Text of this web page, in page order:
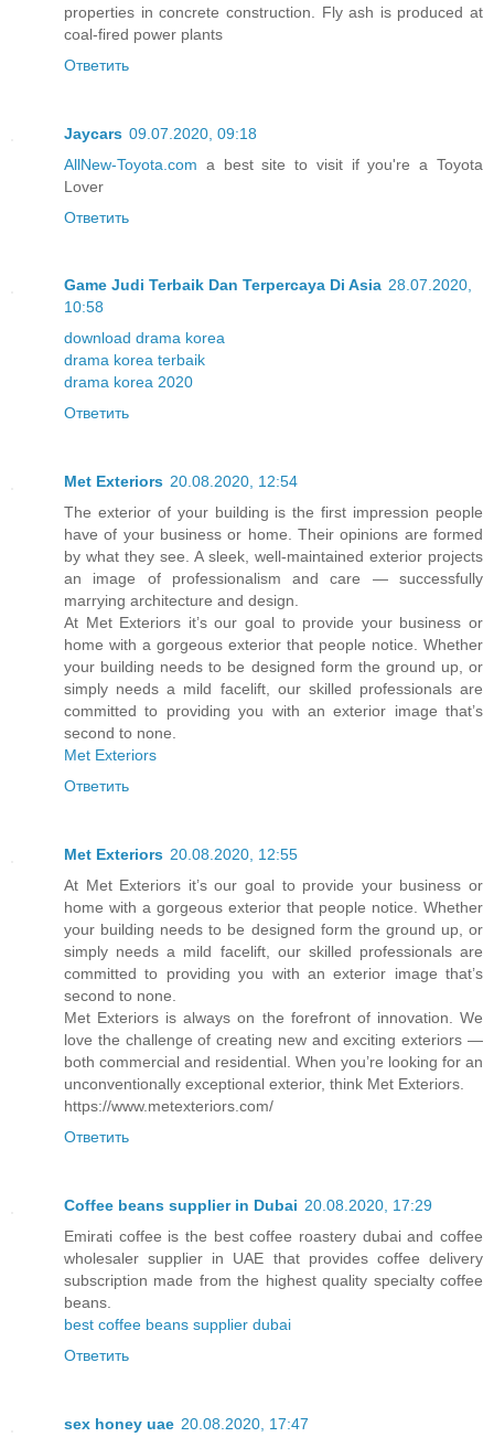
properties in concrete construction. Fly ash is produced at
coal-fired power plants
Ответить
Jaycars 09.07.2020, 09:18
AllNew-Toyota.com a best site to visit if you're a Toyota
Lover
Ответить
Game Judi Terbaik Dan Terpercaya Di Asia 28.07.2020,
10:58
download drama korea
drama korea terbaik
drama korea 2020
Ответить
Met Exteriors 20.08.2020, 12:54
The exterior of your building is the first impression people
have of your business or home. Their opinions are formed
by what they see. A sleek, well-maintained exterior projects
an image of professionalism and care — successfully
marrying architecture and design.
At Met Exteriors it’s our goal to provide your business or
home with a gorgeous exterior that people notice. Whether
your building needs to be designed form the ground up, or
simply needs a mild facelift, our skilled professionals are
committed to providing you with an exterior image that’s
second to none.
Met Exteriors
Ответить
Met Exteriors 20.08.2020, 12:55
At Met Exteriors it’s our goal to provide your business or
home with a gorgeous exterior that people notice. Whether
your building needs to be designed form the ground up, or
simply needs a mild facelift, our skilled professionals are
committed to providing you with an exterior image that’s
second to none.
Met Exteriors is always on the forefront of innovation. We
love the challenge of creating new and exciting exteriors —
both commercial and residential. When you’re looking for an
unconventionally exceptional exterior, think Met Exteriors.
https://www.metexteriors.com/
Ответить
Coffee beans supplier in Dubai 20.08.2020, 17:29
Emirati coffee is the best coffee roastery dubai and coffee
wholesaler supplier in UAE that provides coffee delivery
subscription made from the highest quality specialty coffee
beans.
best coffee beans supplier dubai
Ответить
sex honey uae 20.08.2020, 17:47